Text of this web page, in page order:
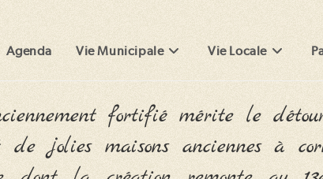
Agenda Vie Municipale Vie Locale
fortifié mérite le
jolies maisons anciennes à